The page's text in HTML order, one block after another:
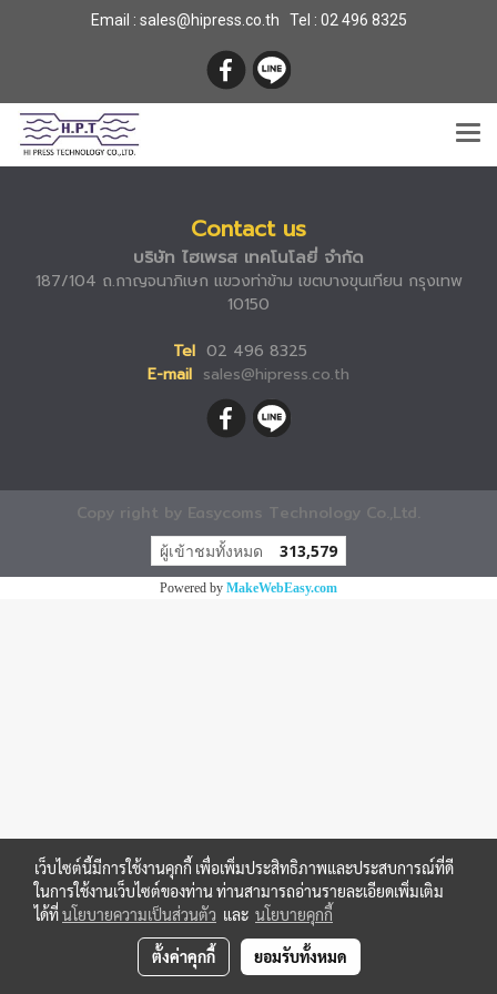
Email : sales@hipress.co.th Tel : 02 496 8325
Contact us
บริษัท ไฮเพรส เทคโนโลยี่ จำกัด
187/104 ถ.กาญจนาภิเษก แขวงท่าข้าม เขตบางขุนเทียน กรุงเทพ
10150
Tel 02 496 8325
E-mail sales@hipress.co.th
Copy right by Easycoms Technology Co.,Ltd.
ผู้เข้าชมทั้งหมด 313,579
Powered by MakeWebEasy.com
เว็บไซต์นี้มีการใช้งานคุกกี้ เพื่อเพิ่มประสิทธิภาพและประสบการณ์ที่ดี
ในการใช้งานเว็บไซต์ของท่าน ท่านสามารถอ่านรายละเอียดเพิ่มเติม
ได้ที่นโยบายความเป็นส่วนตัว และ นโยบายคุกกี้
ตั้งค่าคุกกี้ ยอมรับทั้งหมด